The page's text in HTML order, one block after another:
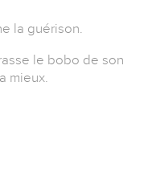
la guérison.
le bobo de son
mieux.